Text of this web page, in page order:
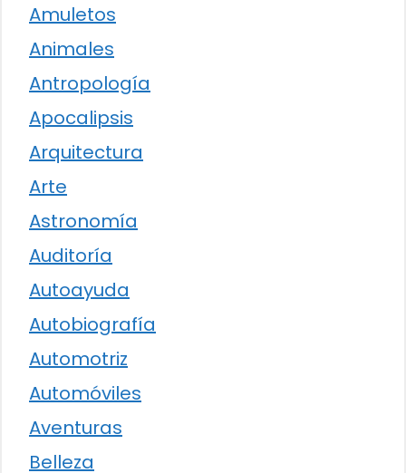
Amuletos
Animales
Antropología
Apocalipsis
Arquitectura
Arte
Astronomía
Auditoría
Autoayuda
Autobiografía
Automotriz
Automóviles
Aventuras
Belleza